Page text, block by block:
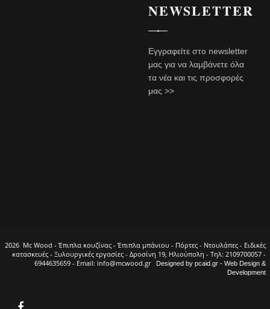
NEWSLETTER
Εγγραφείτε στο newsletter
μας για να λαμβάνετε όλα
τα νέα και τις προσφορές
μας >>
2026 Mc Wood - Έπιπλα κουζίνας - Έπιπλα μπάνιου - Πόρτες - Ντουλάπες - Ειδικές
κατασκευές - Ξυλουργικές εργασίες - Δροσίνη 19, Ηλιούπολη - Τηλ: 2109700057 -
6944635659 - Email: info@mcwood.gr
Designed by pcaid.gr - Web Design &
Development